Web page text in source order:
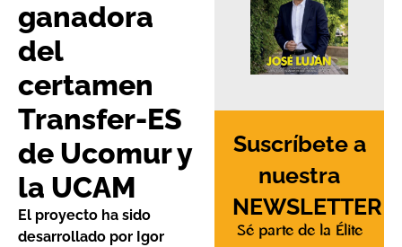
ganadora
del
certamen
Transfer-ES
de Ucomur y
la UCAM
El proyecto ha sido
desarrollado por Igor
Suscríbete a
nuestra
NEWSLETTER
Sé parte de la Élite